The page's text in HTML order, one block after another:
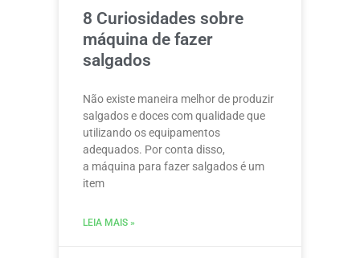
8 Curiosidades sobre
máquina de fazer
salgados
Não existe maneira melhor de produzir
salgados e doces com qualidade que
utilizando os equipamentos
adequados. Por conta disso,
a máquina para fazer salgados é um
item
LEIA MAIS »